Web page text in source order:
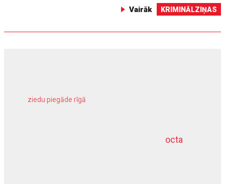
Vairāk KRIMINĀLZIŅAS
octa
ziedu piegāde rīgā
dziļurbums